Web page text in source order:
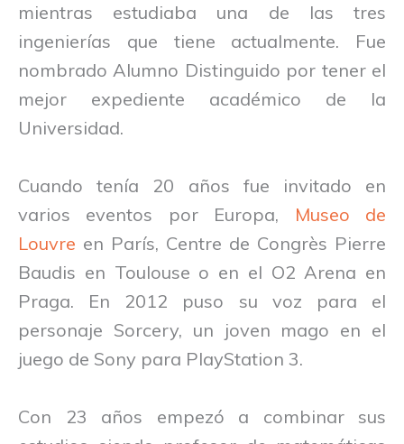
mientras estudiaba una de las tres
ingenierías que tiene actualmente. Fue
nombrado Alumno Distinguido por tener el
mejor expediente académico de la
Universidad.
Cuando tenía 20 años fue invitado en
varios eventos por Europa, Museo de
Louvre en París, Centre de Congrès Pierre
Baudis en Toulouse o en el O2 Arena en
Praga. En 2012 puso su voz para el
personaje Sorcery, un joven mago en el
juego de Sony para PlayStation 3.
Con 23 años empezó a combinar sus